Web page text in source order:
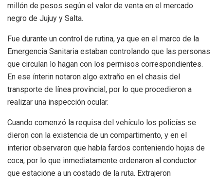
millón de pesos según el valor de venta en el mercado
negro de Jujuy y Salta.
Fue durante un control de rutina, ya que en el marco de la
Emergencia Sanitaria estaban controlando que las personas
que circulan lo hagan con los permisos correspondientes.
En ese ínterin notaron algo extraño en el chasis del
transporte de línea provincial, por lo que procedieron a
realizar una inspección ocular.
Cuando comenzó la requisa del vehículo los policías se
dieron con la existencia de un compartimento, y en el
interior observaron que había fardos conteniendo hojas de
coca, por lo que inmediatamente ordenaron al conductor
que estacione a un costado de la ruta. Extrajeron